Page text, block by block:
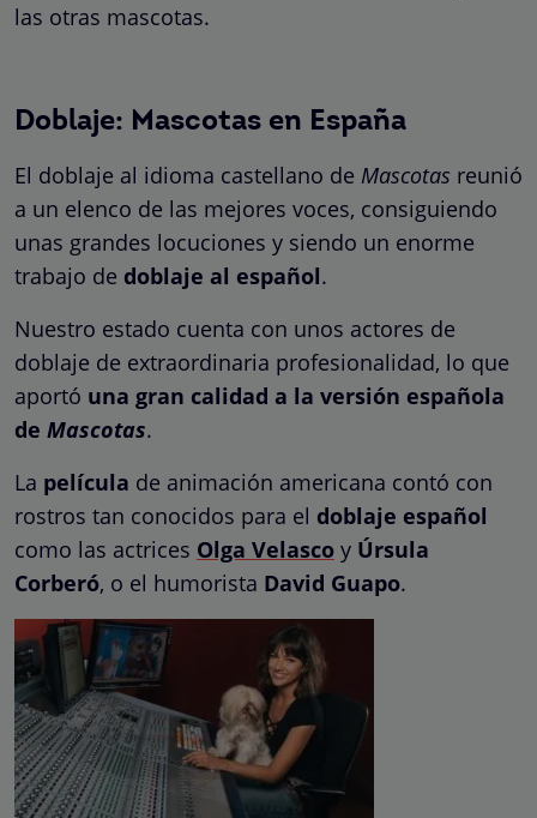
las otras mascotas.
Doblaje: Mascotas en España
El doblaje al idioma castellano de Mascotas reunió
a un elenco de las mejores voces, consiguiendo
unas grandes locuciones y siendo un enorme
trabajo de doblaje al español.
Nuestro estado cuenta con unos actores de
doblaje de extraordinaria profesionalidad, lo que
aportó una gran calidad a la versión española
de Mascotas.
La película de animación americana contó con
rostros tan conocidos para el doblaje español
como las actrices Olga Velasco y Úrsula
Corberó, o el humorista David Guapo.